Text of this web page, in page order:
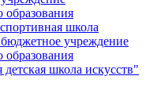
образования
школа
учреждение
образования
школа искусств"